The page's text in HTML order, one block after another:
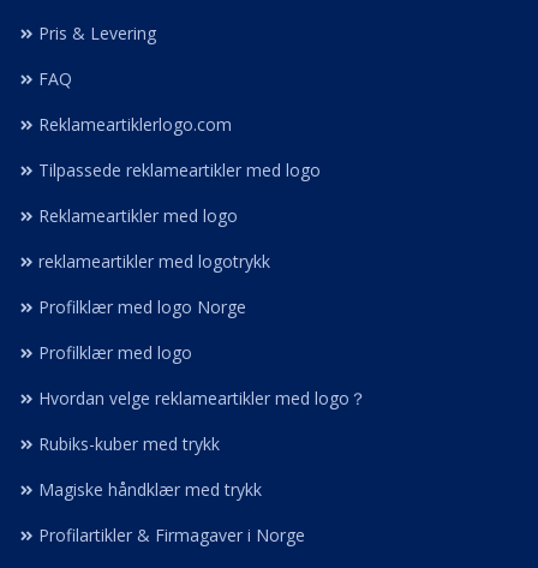
Pris & Levering
FAQ
Reklameartiklerlogo.com
Tilpassede reklameartikler med logo
Reklameartikler med logo
reklameartikler med logotrykk
Profilklær med logo Norge
Profilklær med logo
Hvordan velge reklameartikler med logo？
Rubiks-kuber med trykk
Magiske håndklær med trykk
Profilartikler & Firmagaver i Norge